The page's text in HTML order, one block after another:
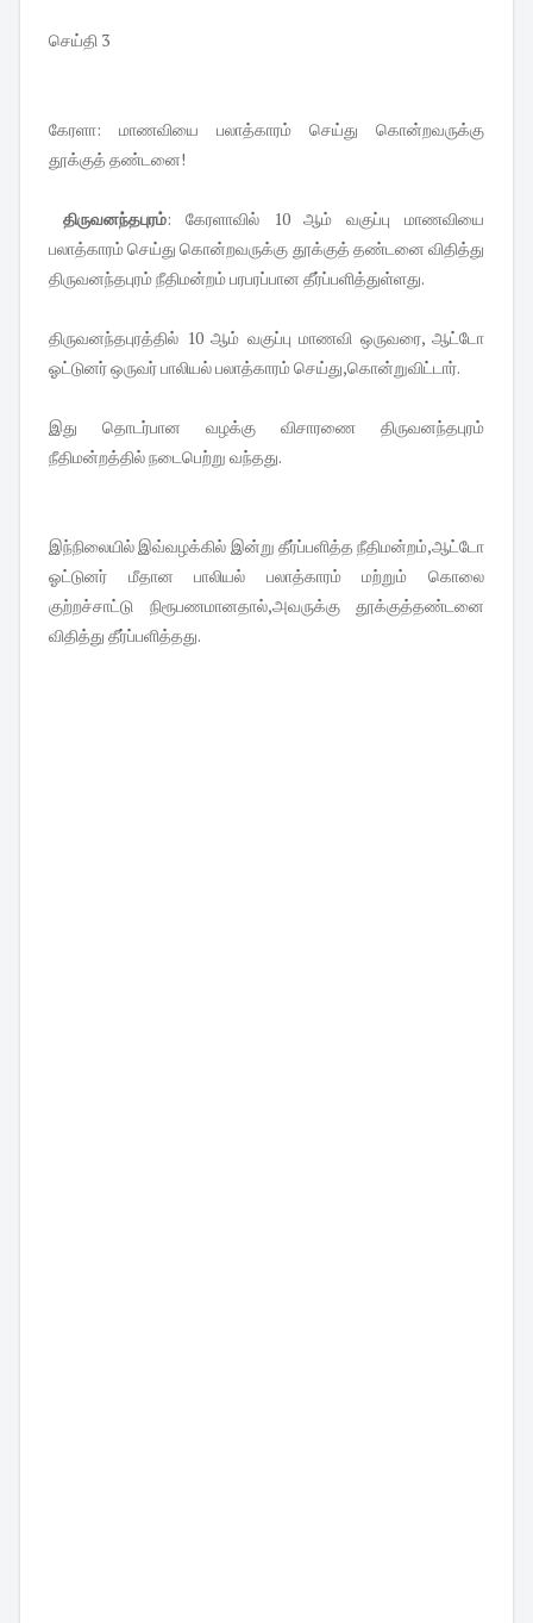
செய்தி 3
கேரளா: மாணவியை பலாத்காரம் செய்து கொன்றவருக்கு
தூக்குத் தண்டனை!
திருவனந்தபுரம்: கேரளாவில் 10 ஆம் வகுப்பு மாணவியை
பலாத்காரம் செய்து கொன்றவருக்கு தூக்குத் தண்டனை விதித்து
திருவனந்தபுரம் நீதிமன்றம் பரபரப்பான தீர்ப்பளித்துள்ளது.
திருவனந்தபுரத்தில் 10 ஆம் வகுப்பு மாணவி ஒருவரை, ஆட்டோ
ஓட்டுனர் ஒருவர் பாலியல் பலாத்காரம் செய்து,கொன்றுவிட்டார்.
இது தொடர்பான வழக்கு விசாரணை திருவனந்தபுரம்
நீதிமன்றத்தில் நடைபெற்று வந்தது.
இந்நிலையில் இவ்வழக்கில் இன்று தீர்ப்பளித்த நீதிமன்றம்,ஆட்டோ
ஓட்டுனர் மீதான பாலியல் பலாத்காரம் மற்றும் கொலை
குற்றச்சாட்டு நிரூபணமானதால்,அவருக்கு தூக்குத்தண்டனை
விதித்து தீர்ப்பளித்தது.